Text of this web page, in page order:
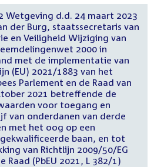
Wetgeving d.d. 24 maart 2023
der Burg, staatssecretaris van
en Veiligheid Wijziging van
2000 in
met de implementatie van
(EU) 2021/1883 van het
Parlement en de Raad van
2021 betreffende de
voor toegang en
van onderdanen van derde
met het oog op een
baan, en tot
van Richtlijn 2009/50/EG
Raad (PbEU 2021, L 382/1)